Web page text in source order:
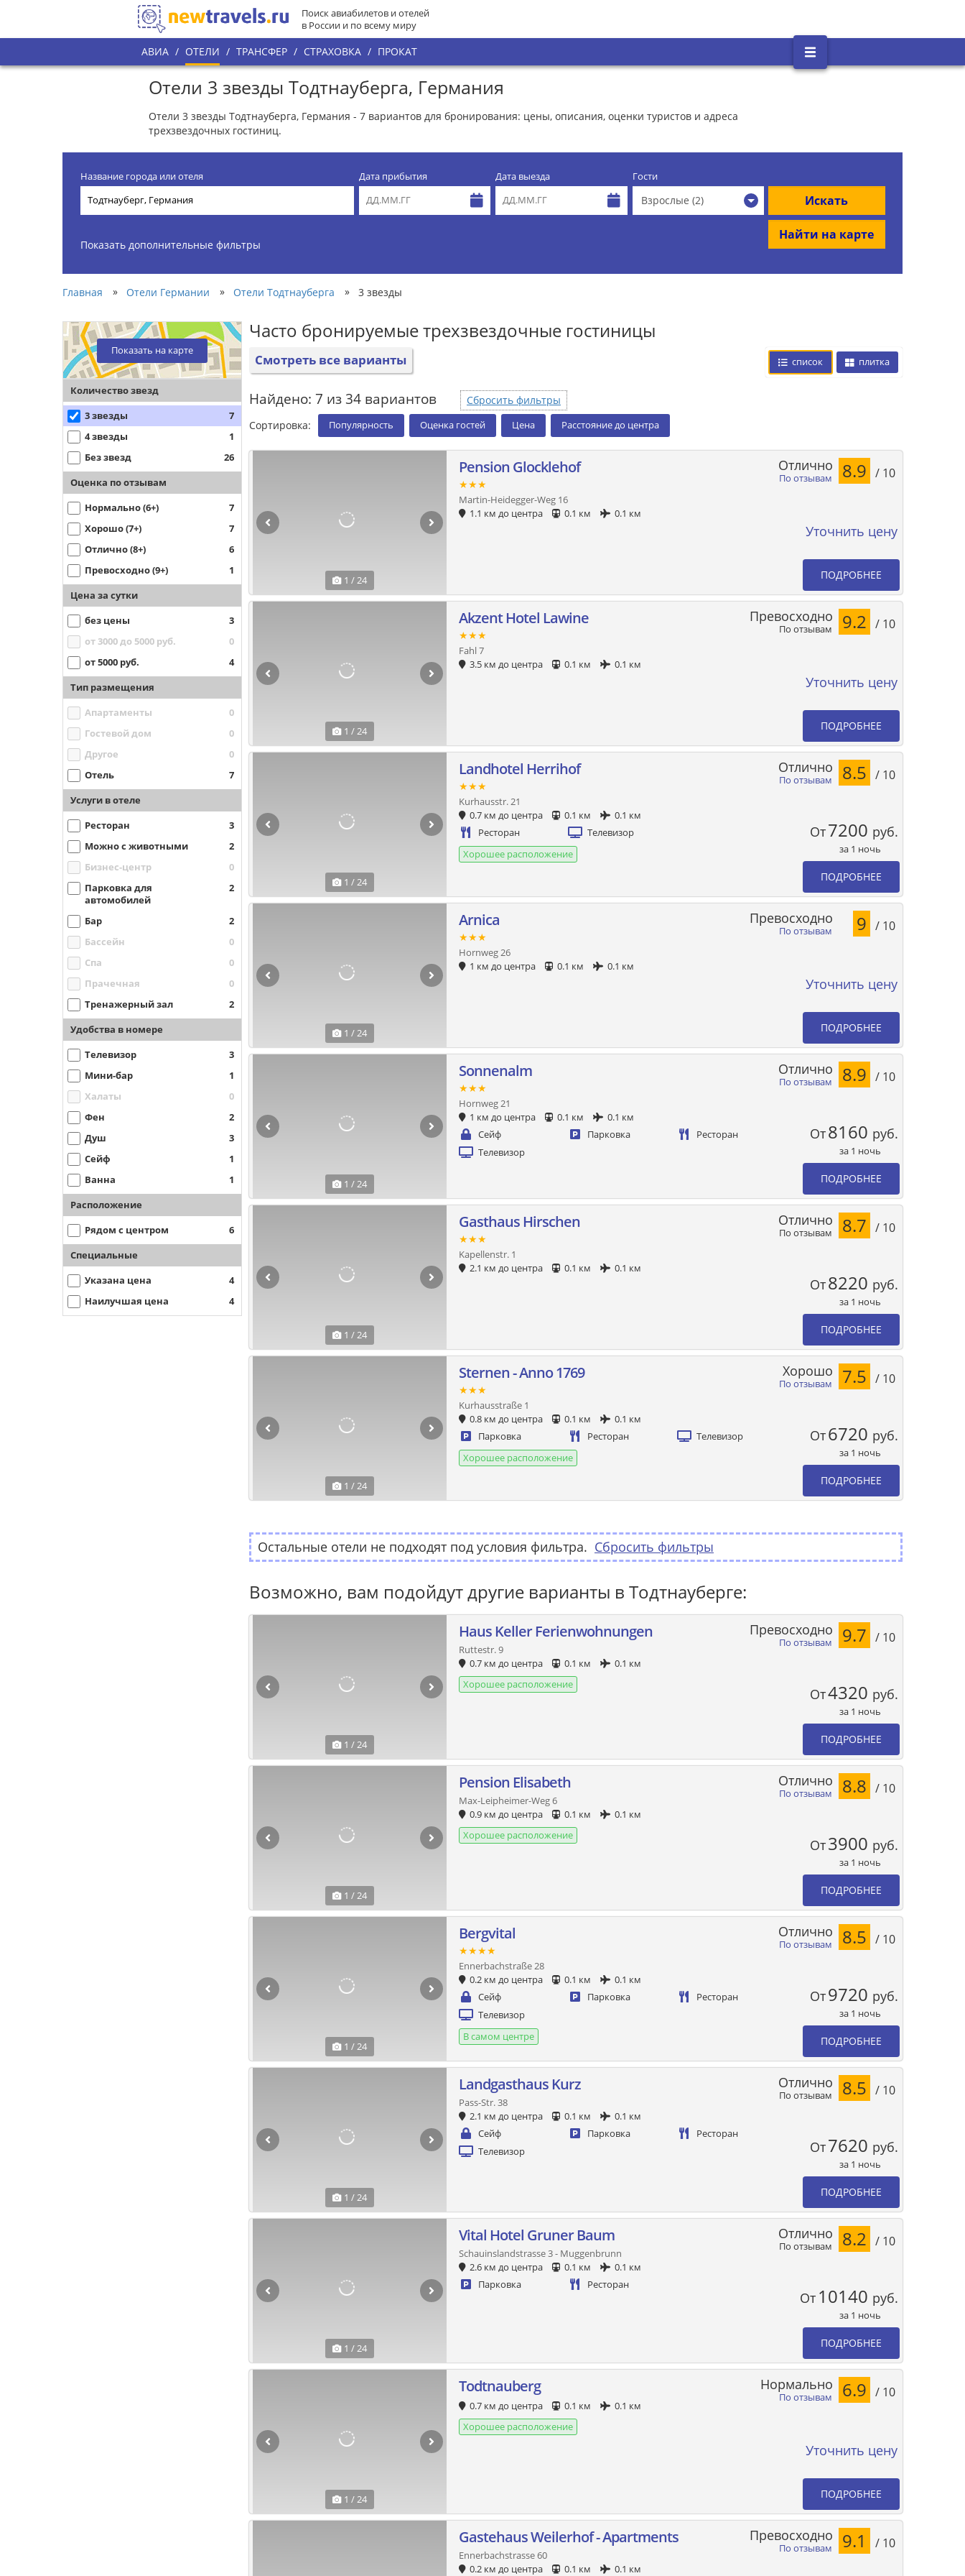
Поиск авиабилетов и отелей
в России и по всему миру
АВИА / ОТЕЛИ / ТРАНСФЕР / СТРАХОВКА / ПРОКАТ
Отели 3 звезды Тодтнауберга, Германия
Отели 3 звезды Тодтнауберга, Германия - 7 вариантов для бронирования: цены, описания, оценки туристов и адреса
трехзвездочных гостиниц.
Название города или отеля Дата прибытия Дата выезда Гости
Взрослые (2) Искать
Найти на карте
Показать дополнительные фильтры
Главная » Отели Германии » Отели Тодтнауберга » 3 звезды
Показать на карте
Количество звезд
3 звезды
7
4 звезды
1
Без звезд
26
Оценка по отзывам
Нормально (6+)
7
Хорошо (7+)
7
Отлично (8+)
6
Превосходно (9+)
1
Цена за сутки
без цены
3
от 3000 до 5000 руб.
0
от 5000 руб.
4
Тип размещения
Апартаменты
0
Гостевой дом
0
Другое
0
Отель
7
Услуги в отеле
Ресторан
3
Можно с животными
2
Бизнес-центр
0
Парковка для
автомобилей
2
Бар
2
Бассейн
0
Спа
0
Прачечная
0
Тренажерный зал
2
Удобства в номере
Телевизор
3
Мини-бар
1
Халаты
0
Фен
2
Душ
3
Сейф
1
Ванна
1
Расположение
Рядом с центром 6
Специальные
Указана цена
4
Наилучшая цена
4
Часто бронируемые трехзвездочные гостиницы
Смотреть все варианты список плитка
Найдено: 7 из 34 вариантов
Сбросить фильтры
Сортировка:
Популярность Оценка гостей Цена Расстояние до центра
1 / 24
Pension Glocklehof
★★★
Martin-Heidegger-Weg 16
1.1 км до центра
0.1 км 0.1 км
По отзывам
Отлично 8.9 / 10
Уточнить цену
ПОДРОБНЕЕ
1 / 24
Akzent Hotel Lawine
★★★
Fahl 7
3.5 км до центра
0.1 км 0.1 км
По отзывам
Превосходно 9.2 / 10
Уточнить цену
ПОДРОБНЕЕ
1 / 24
Landhotel Herrihof
★★★
Kurhausstr. 21
0.7 км до центра
0.1 км
0.1 км
Ресторан
Телевизор
Хорошее расположение
По отзывам
Отлично 8.5 / 10
От7200 руб.
за 1 ночь
ПОДРОБНЕЕ
1 / 24
Arnica
★★★
Hornweg 26
1 км до центра
0.1 км 0.1 км
По отзывам
Превосходно 9 / 10
Уточнить цену
ПОДРОБНЕЕ
1 / 24
Sonnenalm
★★★
Hornweg 21
1 км до центра
0.1 км
0.1 км
Сейф
Парковка
Ресторан
Телевизор
По отзывам
Отлично 8.9 / 10
От8160 руб.
за 1 ночь
ПОДРОБНЕЕ
1 / 24
Gasthaus Hirschen
★★★
Kapellenstr. 1
2.1 км до центра
0.1 км 0.1 км
По отзывам
Отлично 8.7 / 10
От8220 руб.
за 1 ночь
ПОДРОБНЕЕ
1 / 24
Sternen - Anno 1769
★★★
Kurhausstraße 1
0.8 км до центра
0.1 км
0.1 км
Парковка
Ресторан
Телевизор
Хорошее расположение
По отзывам
Хорошо 7.5 / 10
От6720 руб.
за 1 ночь
ПОДРОБНЕЕ
Остальные отели не подходят под условия фильтра. Сбросить фильтры
Возможно, вам подойдут другие варианты в Тодтнауберге:
1 / 24
Haus Keller Ferienwohnungen
Ruttestr. 9
0.7 км до центра
0.1 км
0.1 км
Хорошее расположение
По отзывам
Превосходно 9.7 / 10
От4320 руб.
за 1 ночь
ПОДРОБНЕЕ
1 / 24
Pension Elisabeth
Max-Leipheimer-Weg 6
0.9 км до центра
0.1 км
0.1 км
Хорошее расположение
По отзывам
Отлично 8.8 / 10
От3900 руб.
за 1 ночь
ПОДРОБНЕЕ
1 / 24
Bergvital
★★★★
Ennerbachstraße 28
0.2 км до центра
0.1 км
0.1 км
Сейф
Парковка
Ресторан
Телевизор
В самом центре
По отзывам
Отлично 8.5 / 10
От9720 руб.
за 1 ночь
ПОДРОБНЕЕ
1 / 24
Landgasthaus Kurz
Pass-Str. 38
2.1 км до центра
0.1 км
0.1 км
Сейф
Парковка
Ресторан
Телевизор
По отзывам
Отлично 8.5 / 10
От7620 руб.
за 1 ночь
ПОДРОБНЕЕ
1 / 24
Vital Hotel Gruner Baum
Schauinslandstrasse 3 - Muggenbrunn
2.6 км до центра
0.1 км
0.1 км
Парковка
Ресторан
По отзывам
Отлично 8.2 / 10
От 10140 руб.
за 1 ночь
ПОДРОБНЕЕ
1 / 24
Todtnauberg
0.7 км до центра 0.1 км
0.1 км
Хорошее расположение
По отзывам
Нормально 6.9 / 10
Уточнить цену
ПОДРОБНЕЕ
Gastehaus Weilerhof - Apartments
Ennerbachstrasse 60
0.2 км до центра
0.1 км 0.1 км
По отзывам
Превосходно 9.1 / 10